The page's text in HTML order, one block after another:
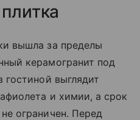
вышла за пределы
керамогранит под
выглядит
и химии, а срок
ограничен. Перед